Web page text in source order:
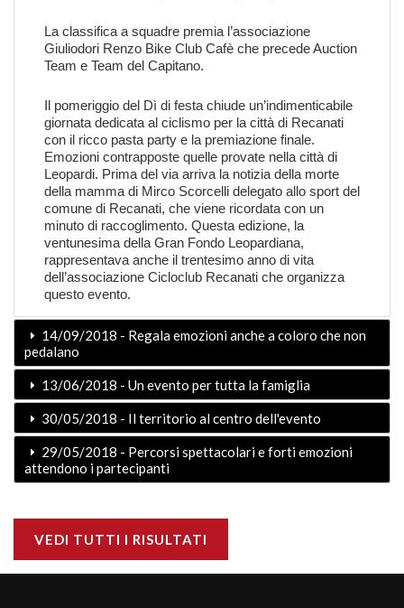
La classifica a squadre premia l’associazione
Giuliodori Renzo Bike Club Cafè che precede Auction
Team e Team del Capitano.
Il pomeriggio del Dì di festa chiude un’indimenticabile
giornata dedicata al ciclismo per la città di Recanati
con il ricco pasta party e la premiazione finale.
Emozioni contrapposte quelle provate nella città di
Leopardi. Prima del via arriva la notizia della morte
della mamma di Mirco Scorcelli delegato allo sport del
comune di Recanati, che viene ricordata con un
minuto di raccoglimento. Questa edizione, la
ventunesima della Gran Fondo Leopardiana,
rappresentava anche il trentesimo anno di vita
dell’associazione Cicloclub Recanati che organizza
questo evento.
14/09/2018 - Regala emozioni anche a coloro che non
pedalano
13/06/2018 - Un evento per tutta la famiglia
30/05/2018 - Il territorio al centro dell'evento
29/05/2018 - Percorsi spettacolari e forti emozioni
attendono i partecipanti
VEDI TUTTI I RISULTATI